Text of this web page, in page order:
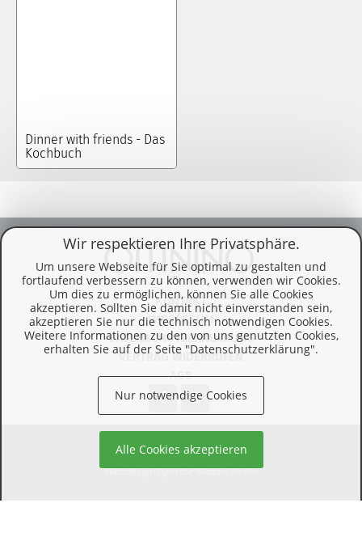
Wir respektieren Ihre Privatsphäre.
Um unsere Webseite für Sie optimal zu gestalten und
fortlaufend verbessern zu können, verwenden wir Cookies.
Um dies zu ermöglichen, können Sie alle Cookies
akzeptieren. Sollten Sie damit nicht einverstanden sein,
akzeptieren Sie nur die technisch notwendigen Cookies.
Weitere Informationen zu den von uns genutzten Cookies,
erhalten Sie auf der Seite "Datenschutzerklärung".
Nur notwendige Cookies
Alle Cookies akzeptieren
Dinner with friends - Das
Kochbuch
KONTAKT
IMPRESSUM
DATENSCHUTZERKLÄRUNG
VERTRAG WIDERRUFEN
AGB
Webdesign Agentur Mosaic Berlin